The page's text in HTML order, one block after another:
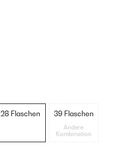
28 Flaschen 39 Flaschen
Andere
Kombination